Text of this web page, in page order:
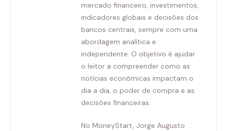
mercado financeiro, investimentos,
indicadores globais e decisões dos
bancos centrais, sempre com uma
abordagem analítica e
independente. O objetivo é ajudar
o leitor a compreender como as
notícias econômicas impactam o
dia a dia, o poder de compra e as
decisões financeiras.
No MoneyStart, Jorge Augusto